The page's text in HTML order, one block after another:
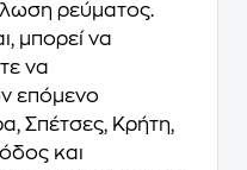
ρεύματος.
μπορεί να
να
επόμενο
Σπέτσες, Κρήτη,
και